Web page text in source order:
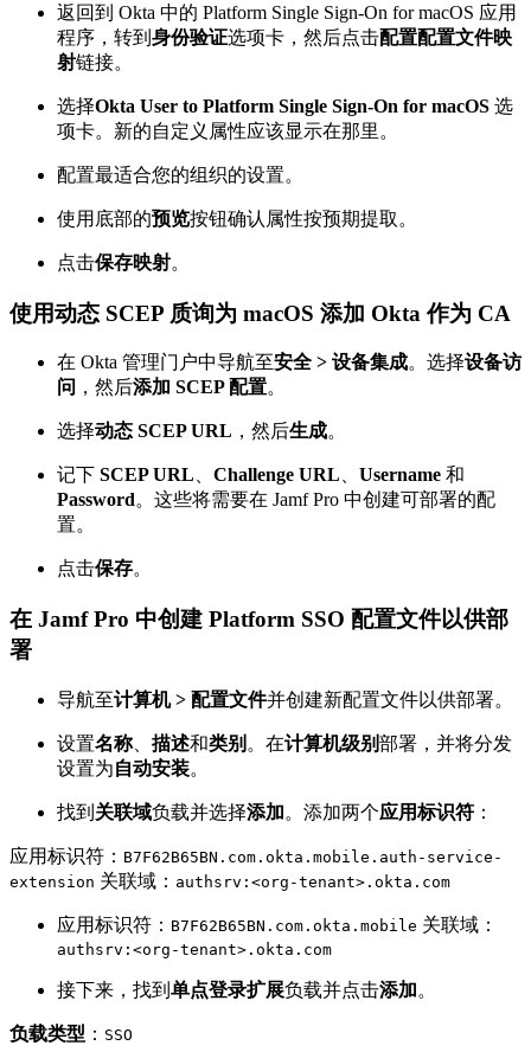
返回到 Okta 中的 Platform Single Sign-On for macOS 应用
程序，转到 身份验证选项卡，然后点击配置配置文件映
射链接。
选择Okta User to Platform Single Sign-On for macOS 选
项卡。新的自定义属性应该显示在那里。
配置最适合您的组织的设置。
使用底部的预览按钮确认属性按预期提取。
点击保存映射。
使用动态 SCEP 质询为 macOS 添加 Okta 作为 CA
在 Okta 管理门户中导航至安全 > 设备集成。选择设备访
问 ，然后添加 SCEP 配置。
选择动态 SCEP URL ，然后生成。
记下 SCEP URL、 Challenge URL、 Username 和
Password。这些将需要在 Jamf Pro 中创建可部署的配
置。
点击保存。
在 Jamf Pro 中创建 Platform SSO 配置文件以供部
署
导航至计算机 > 配置文件并创建新配置文件以供部署。
设置名称、 描述和类别 。在计算机级别部署，并将分发
设置为自动安装。
找到 关联域负载并选择添加。添加两个应用标识符 ：
应用标识符： B7F62B65BN.com.okta.mobile.auth-service-
extension 关联域： authsrv:<org-tenant>.okta.com
应用标识符： B7F62B65BN.com.okta.mobile 关联域：
authsrv:<org-tenant>.okta.com
接下来，找到 单点登录扩展负载并点击添加。
负载类型 ： SSO